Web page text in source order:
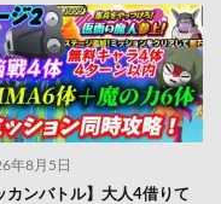
年8月5日
カンバトル】大人4借りて